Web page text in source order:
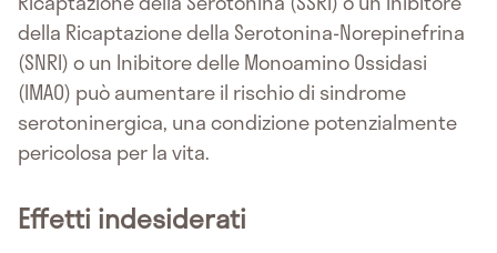
della Ricaptazione della Serotonina-Norepinefrina
(SNRI) o un Inibitore delle Monoamino Ossidasi
(IMAO) può aumentare il rischio di sindrome
serotoninergica, una condizione potenzialmente
pericolosa per la vita.
Effetti indesiderati